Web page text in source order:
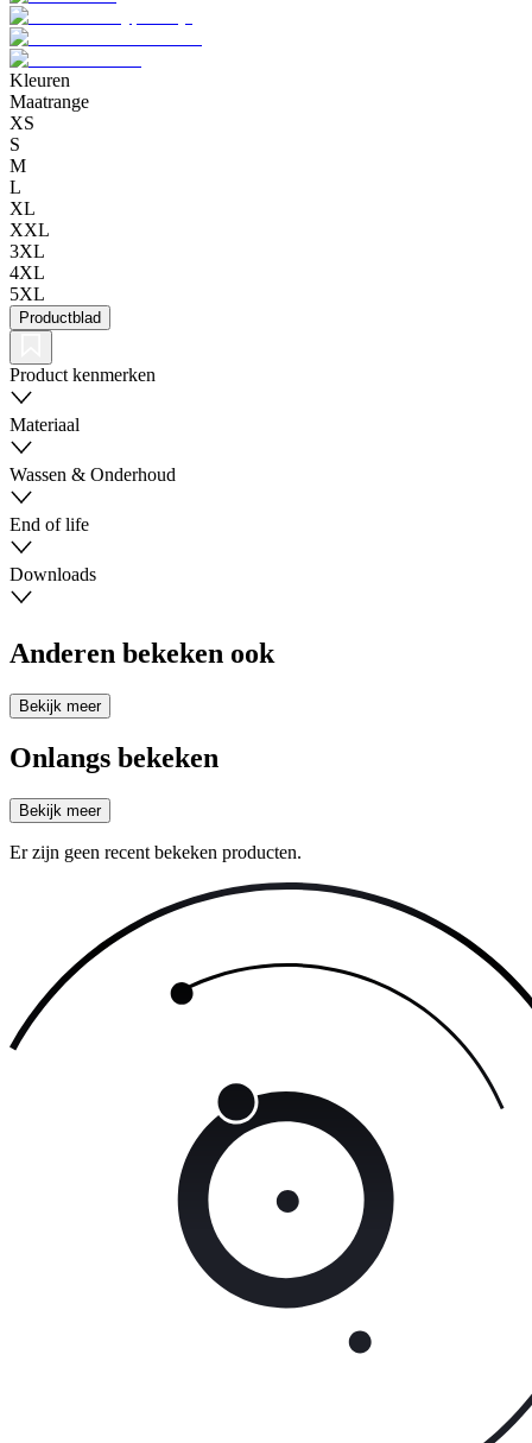
Kleuren
Maatrange
XS
S
M
L
XL
XXL
3XL
4XL
5XL
Productblad
Product kenmerken
Materiaal
Wassen & Onderhoud
End of life
Downloads
Anderen bekeken ook
Bekijk meer
Onlangs bekeken
Bekijk meer
Er zijn geen recent bekeken producten.